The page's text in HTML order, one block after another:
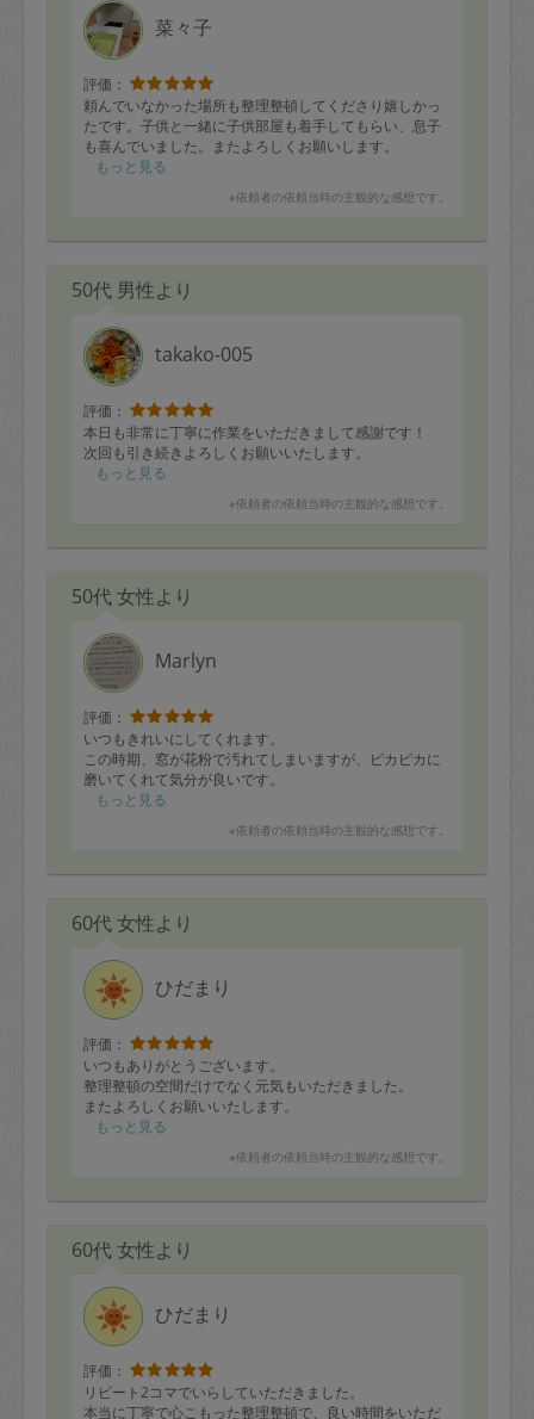
菜々子
評価：
頼んでいなかった場所も整理整頓してくださり嬉しかっ
たです。子供と一緒に子供部屋も着手してもらい、息子
も喜んでいました。またよろしくお願いします。
もっと見る
※依頼者の依頼当時の主観的な感想です。
50代 男性より
takako-005
評価：
本日も非常に丁寧に作業をいただきまして感謝です！
次回も引き続きよろしくお願いいたします。
もっと見る
※依頼者の依頼当時の主観的な感想です。
50代 女性より
Marlyn
評価：
いつもきれいにしてくれます。
この時期、窓が花粉で汚れてしまいますが、ピカピカに
磨いてくれて気分が良いです。
もっと見る
※依頼者の依頼当時の主観的な感想です。
60代 女性より
ひだまり
評価：
いつもありがとうございます。
整理整頓の空間だけでなく元気もいただきました。
またよろしくお願いいたします。
もっと見る
※依頼者の依頼当時の主観的な感想です。
60代 女性より
ひだまり
評価：
リピート2コマでいらしていただきました。
本当に丁寧で心こもった整理整頓で、良い時間をいただ